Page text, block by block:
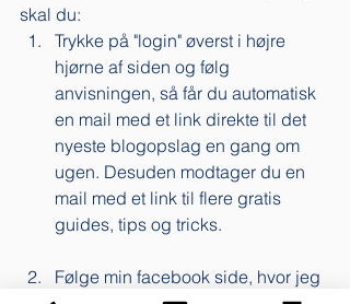
skal du:
Trykke på "login" øverst i højre
hjørne af siden og følg
anvisningen, så får du automatisk
en mail med et link direkte til det
nyeste blogopslag en gang om
ugen. Desuden modtager du en
mail med et link til flere gratis
guides, tips og tricks.
Følge min facebook side, hvor jeg